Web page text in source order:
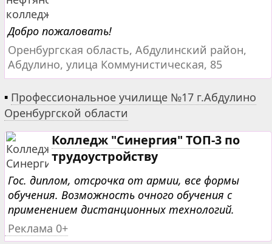
Добро пожаловать!
Оренбургская область, Абдулинский район,
Абдулино, улица Коммунистическая, 85
▪ Профессиональное училище №17 г.Абдулино
Оренбургской области
Колледж "Синергия" ТОП-3 по
трудоустройству
Гос. диплом, отсрочка от армии, все формы
обучения. Возможность очного обучения с
применением дистанционных технологий.
Реклама 0+